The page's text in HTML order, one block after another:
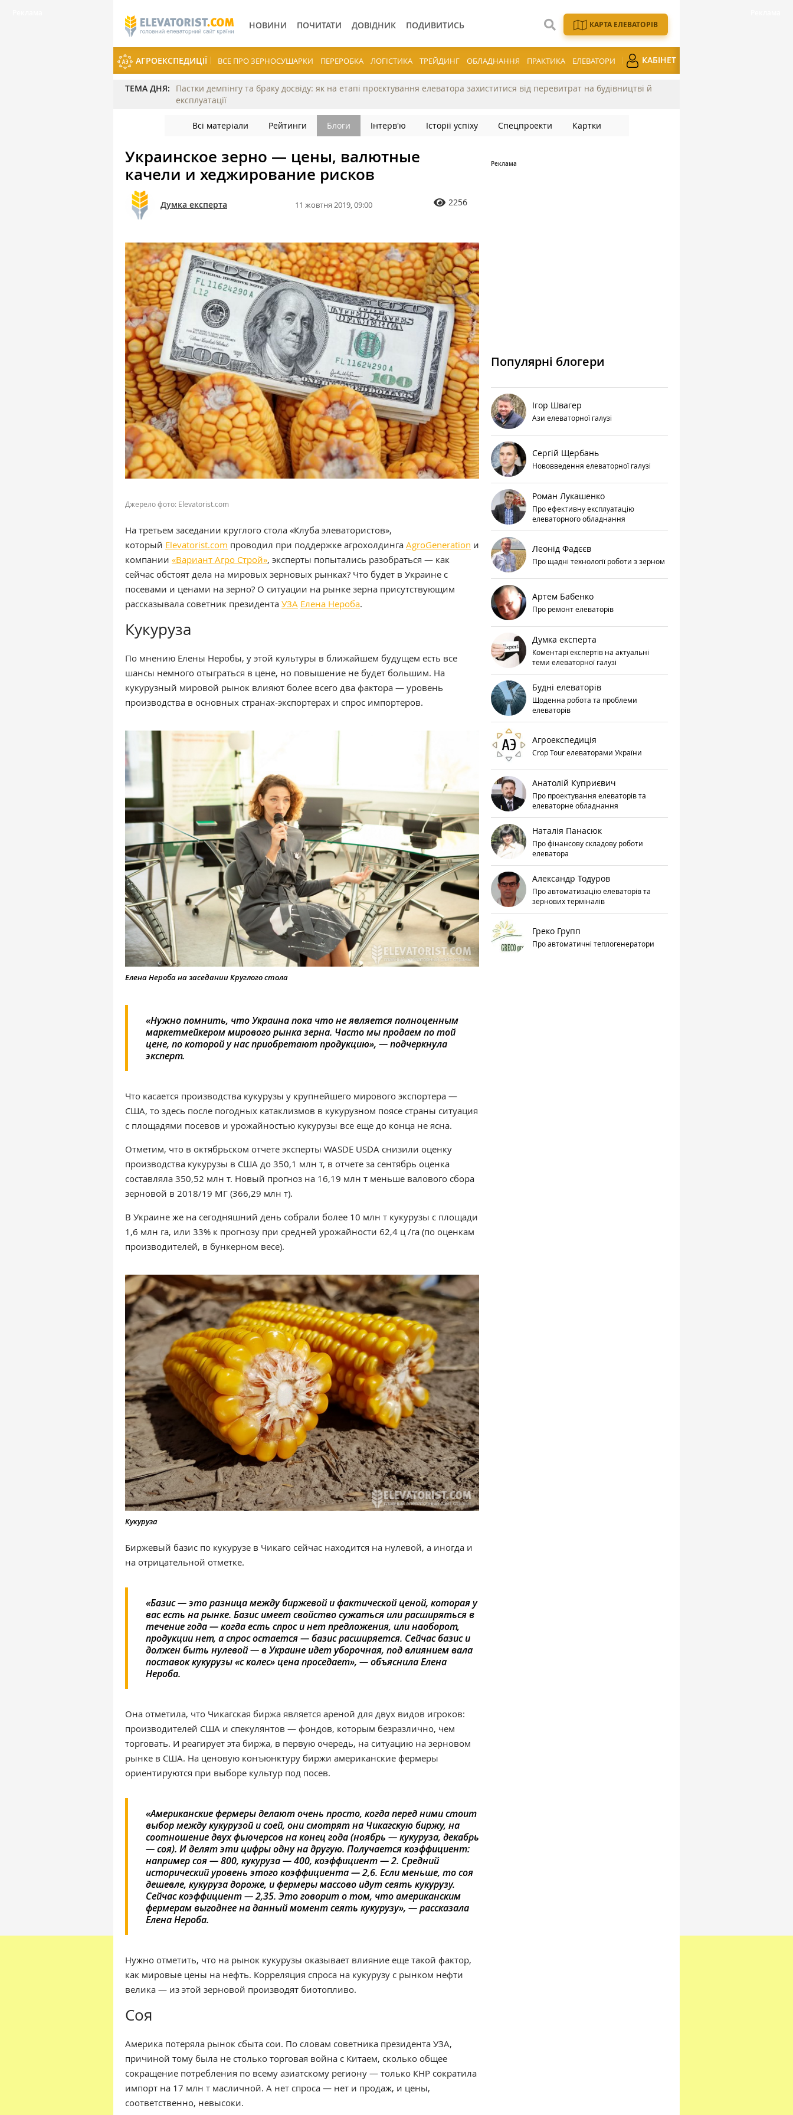
НОВИНИ ПОЧИТАТИ ДОВІДНИК ПОДИВИТИСЬ КАРТА ЕЛЕВАТОРІВ
АГРОЕКСПЕДИЦІЇ ВСЕ ПРО ЗЕРНОСУШАРКИ ПЕРЕРОБКА ЛОГІСТИКА ТРЕЙДИНГ ОБЛАДНАННЯ ПРАКТИКА ЕЛЕВАТОРИ КАБІНЕТ
ТЕМА ДНЯ:
Пастки демпінгу та браку досвіду: як на етапі проєктування елеватора захиститися від перевитрат на будівництві й
експлуатації
Всі матеріали Рейтинги Блоги Інтерв'ю Історії успіху Спецпроекти Картки
Украинское зерно — цены, валютные
качели и хеджирование рисков
Думка експерта 11 жовтня 2019, 09:00 2256
Джерело фото: Elevatorist.com
На третьем заседании круглого стола «Клуба элеватористов»,
который Elevatorist.com проводил при поддержке агрохолдинга AgroGeneration и
компании «Вариант Агро Строй», эксперты попытались разобраться — как
сейчас обстоят дела на мировых зерновых рынках? Что будет в Украине с
посевами и ценами на зерно? О ситуации на рынке зерна присутствующим
рассказывала советник президента УЗА Елена Нероба.
Кукуруза
По мнению Елены Неробы, у этой культуры в ближайшем будущем есть все
шансы немного отыграться в цене, но повышение не будет большим. На
кукурузный мировой рынок влияют более всего два фактора — уровень
производства в основных странах-экспортерах и спрос импортеров.
Елена Нероба на заседании Круглого стола
«Нужно помнить, что Украина пока что не является полноценным
маркетмейкером мирового рынка зерна. Часто мы продаем по той
цене, по которой у нас приобретают продукцию», — подчеркнула
эксперт.
Что касается производства кукурузы у крупнейшего мирового экспортера —
США, то здесь после погодных катаклизмов в кукурузном поясе страны ситуация
с площадями посевов и урожайностью кукурузы все еще до конца не ясна.
Отметим, что в октябрьском отчете эксперты WASDE USDA снизили оценку
производства кукурузы в США до 350,1 млн т, в отчете за сентябрь оценка
составляла 350,52 млн т. Новый прогноз на 16,19 млн т меньше валового сбора
зерновой в 2018/19 МГ (366,29 млн т).
В Украине же на сегодняшний день собрали более 10 млн т кукурузы с площади
1,6 млн га, или 33% к прогнозу при средней урожайности 62,4 ц /га (по оценкам
производителей, в бункерном весе).
Кукуруза
Биржевый базис по кукурузе в Чикаго сейчас находится на нулевой, а иногда и
на отрицательной отметке.
«Базис — это разница между биржевой и фактической ценой, которая у
вас есть на рынке. Базис имеет свойство сужаться или расширяться в
течение года — когда есть спрос и нет предложения, или наоборот,
продукции нет, а спрос остается — базис расширяется. Сейчас базис и
должен быть нулевой — в Украине идет уборочная, под влиянием вала
поставок кукурузы «с колес» цена проседает», — объяснила Елена
Нероба.
Она отметила, что Чикагская биржа является ареной для двух видов игроков:
производителей США и спекулянтов — фондов, которым безразлично, чем
торговать. И реагирует эта биржа, в первую очередь, на ситуацию на зерновом
рынке в США. На ценовую конъюнктуру биржи американские фермеры
ориентируются при выборе культур под посев.
«Американские фермеры делают очень просто, когда перед ними стоит
выбор между кукурузой и соей, они смотрят на Чикагскую биржу, на
соотношение двух фьючерсов на конец года (ноябрь — кукуруза, декабрь
— соя). И делят эти цифры одну на другую. Получается коэффициент:
например соя — 800, кукуруза — 400, коэффициент — 2. Средний
исторический уровень этого коэффициента — 2,6. Если меньше, то соя
дешевле, кукуруза дороже, и фермеры массово идут сеять кукурузу.
Сейчас коэффициент — 2,35. Это говорит о том, что американским
фермерам выгоднее на данный момент сеять кукурузу», — рассказала
Елена Нероба.
Нужно отметить, что на рынок кукурузы оказывает влияние еще такой фактор,
как мировые цены на нефть. Корреляция спроса на кукурузу с рынком нефти
велика — из этой зерновой производят биотопливо.
Соя
Америка потеряла рынок сбыта сои. По словам советника президента УЗА,
причиной тому была не столько торговая война с Китаем, сколько общее
сокращение потребления по всему азиатскому региону — только КНР сократила
импорт на 17 млн т масличной. А нет спроса — нет и продаж, и цены,
соответственно, невысоки.
Популярні блогери
Ігор Швагер
Ази елеваторної галузі
Сергій Щербань
Нововведення елеваторної галузі
Роман Лукашенко
Про ефективну експлуатацію
елеваторного обладнання
Леонід Фадєєв
Про щадні технології роботи з зерном
Артем Бабенко
Про ремонт елеваторів
Думка експерта
Коментарі експертів на актуальні
теми елеваторної галузі
Будні елеваторів
Щоденна робота та проблеми
елеваторів
Агроекспедиція
Crop Tour елеваторами України
Анатолій Куприєвич
Про проектування елеваторів та
елеваторне обладнання
Наталія Панасюк
Про фінансову складову роботи
елеватора
Александр Тодуров
Про автоматизацію елеваторів та
зернових терміналів
Греко Групп
Про автоматичні теплогенератори